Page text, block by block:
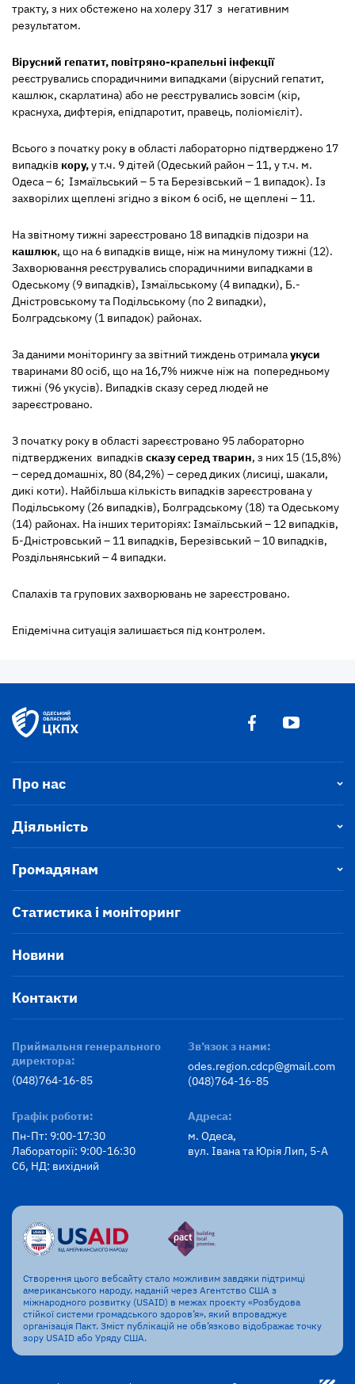
тракту, з них обстежено на холеру 317 з негативним
результатом.
Вірусний гепатит, повітряно-крапельні інфекції
реєструвались спорадичними випадками (вірусний гепатит,
кашлюк, скарлатина) або не реєструвались зовсім (кір,
краснуха, дифтерія, епідпаротит, правець, поліомієліт).
Всього з початку року в області лабораторно підтверджено 17
випадків кору,у т.ч. 9 дітей (Одеський район – 11, у т.ч. м.
Одеса – 6; Ізмаїльський – 5 та Березівський – 1 випадок). Із
захворілих щеплені згідно з віком 6 осіб, не щеплені – 11.
На звітному тижні зареєстровано 18 випадків підозри на
кашлюк, що на 6 випадків вище, ніж на минулому тижні (12).
Захворювання реєструвались спорадичними випадками в
Одеському (9 випадків), Ізмаїльському (4 випадки), Б.-
Дністровському та Подільському (по 2 випадки),
Болградському (1 випадок) районах.
За даними моніторингу за звітний тиждень отрималаукуси
тваринами 80 осіб, що на 16,7% нижче ніж на попередньому
тижні (96 укусів). Випадків сказу серед людей не
зареєстровано.
З початку року в області зареєстровано 95 лабораторно
підтверджених випадків сказу серед тварин, з них 15 (15,8%)
– серед домашніх, 80 (84,2%) – серед диких (лисиці, шакали,
дикі коти). Найбільша кількість випадків зареєстрована у
Подільському (26 випадків), Болградському (18) та Одеському
(14) районах. На інших територіях: Ізмаїльський – 12 випадків,
Б-Дністровський – 11 випадків, Березівський – 10 випадків,
Роздільнянський – 4 випадки.
Спалахів та групових захворювань не зареєстровано.
Епідемічна ситуація залишається під контролем.
Про нас
Діяльність
Громадянам
Статистика і моніторинг
Новини
Контакти
Приймальня генерального
директора:
(048)764-16-85
Зв’язок з нами:
odes.region.cdcp@gmail.com
(048)764-16-85
Графік роботи:
Пн-Пт: 9:00-17:30
Лабораторії: 9:00-16:30
Сб, НД: вихідний
Адреса:
м. Одеса,
вул. Івана та Юрія Лип, 5-А
Створення цього вебсайту стало можливим завдяки підтримці
американського народу, наданій через Агентство США з
міжнародного розвитку (USAID) в межах проєкту «Розбудова
стійкої системи громадського здоров’я», який впроваджує
організація Пакт. Зміст публікацій не обв’язково відображає точку
зору USAID або Уряду США.